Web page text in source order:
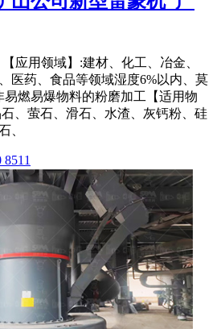
应用领域】:建材、化工、冶金、
医药、食品等领域湿度6%以内、莫
易燃易爆物料的粉磨加工【适用物
、萤石、滑石、水渣、灰钙粉、硅
、
8511